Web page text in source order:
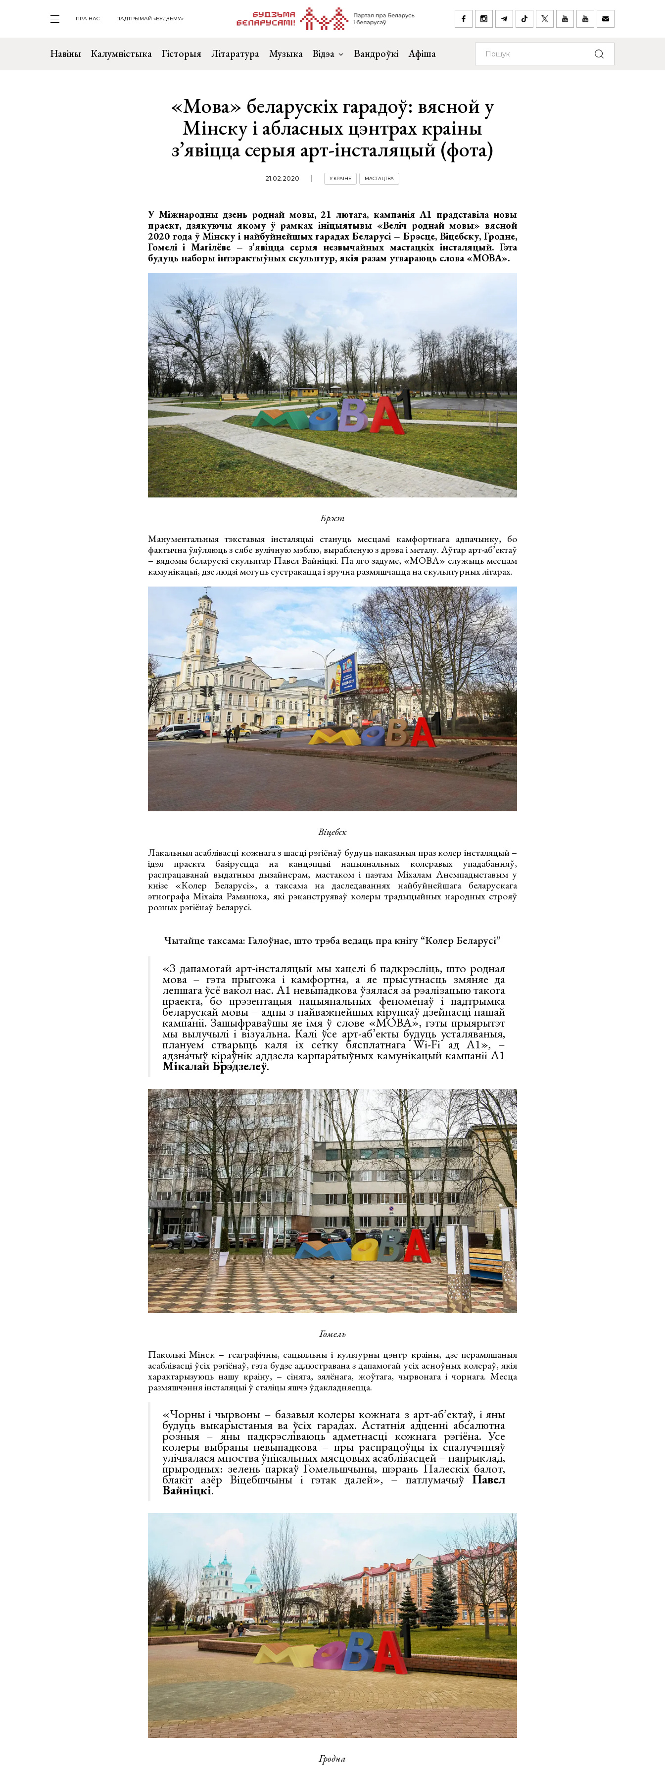
ПРА НАС ПАДТРЫМАЙ «БУДЗЬМУ»
Навіны Калумністыка Гісторыя Літаратура Музыка Відэа Вандроўкі Афіша
«Мова» беларускіх гарадоў: вясной у
Мінску і абласных цэнтрах краіны
з’явіцца серыя арт-інсталяцый (фота)
21.02.2020 У КРАІНЕ МАСТАЦТВА
У Міжнародны дзень роднай мовы, 21 лютага, кампанія А1 прадставіла новы
праект, дзякуючы якому ў рамках ініцыятывы «Веліч роднай мовы» вясной
2020 года ў Мінску і найбуйнейшых гарадах Беларусі – Брэсце, Віцебску, Гродне,
Гомелі і Магілёве – з’явіцца серыя незвычайных мастацкіх інсталяцый. Гэта
будуць наборы інтэрактыўных скульптур, якія разам утвараюць слова «МОВА».
Брэст
Манументальныя тэкставыя інсталяцыі стануць месцамі камфортнага адпачынку, бо
фактычна ўяўляюць з сябе вулічную мэблю, вырабленую з дрэва і металу. Аўтар арт-аб’ектаў
– вядомы беларускі скульптар Павел Вайніцкі. Па яго задуме, «МОВА» служыць месцам
камунікацыі, дзе людзі могуць сустракацца і зручна размяшчацца на скульптурных літарах.
Віцебск
Лакальныя асаблівасці кожнага з шасці рэгіёнаў будуць паказаныя праз колер інсталяцый –
ідэя праекта базіруецца на канцэпцыі нацыянальных колеравых упадабанняў,
распрацаванай выдатным дызайнерам, мастаком і паэтам Міхалам Анемпадыставым у
кнізе «Колер Беларусі», а таксама на даследаваннях найбуйнейшага беларускага
этнографа Міхаіла Раманюка, які рэканструяваў колеры традыцыйных народных строяў
розных рэгіёнаў Беларусі.
Чытайце таксама: Галоўнае, што трэба ведаць пра кнігу “Колер Беларусі”
«З дапамогай арт-інсталяцый мы хацелі б падкрэсліць, што родная
мова – гэта прыгожа і камфортна, а яе прысутнасць змяняе да
лепшага ўсё вакол нас. А1 невыпадкова ўзялася за рэалізацыю такога
праекта, бо прэзентацыя нацыянальных феноменаў і падтрымка
беларускай мовы – адны з найважнейшых кірункаў дзейнасці нашай
кампаніі. Зашыфраваўшы яе імя ў слове «МОВА», гэты прыярытэт
мы вылучылі і візуальна. Калі ўсе арт-аб’екты будуць усталяваныя,
плануем стварыць каля іх сетку бясплатнага Wi-Fi ад А1», –
адзначыў кіраўнік аддзела карпаратыўных камунікацый кампаніі А1
Мікалай Брэдзелеў.
Гомель
Паколькі Мінск – геаграфічны, сацыяльны і культурны цэнтр краіны, дзе перамяшаныя
асаблівасці ўсіх рэгіёнаў, гэта будзе адлюстравана з дапамогай усіх асноўных колераў, якія
характарызуюць нашу краіну, – сіняга, зялёнага, жоўтага, чырвонага і чорнага. Месца
размяшчэння інсталяцыі ў сталіцы яшчэ ўдакладняецца.
«Чорны і чырвоны – базавыя колеры кожнага з арт-аб’ектаў, і яны
будуць выкарыстаныя ва ўсіх гарадах. Астатнія адценні абсалютна
розныя – яны падкрэсліваюць адметнасці кожнага рэгіёна. Усе
колеры выбраны невыпадкова – пры распрацоўцы іх спалучэнняў
улічвалася мноства ўнікальных мясцовых асаблівасцей – напрыклад,
прыродных: зелень паркаў Гомельшчыны, шэрань Палескіх балот,
блакіт азёр Віцебшчыны і гэтак далей», ­– патлумачыў Павел
Вайніцкі.
Гродна